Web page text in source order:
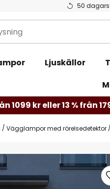
50 dagars
Ljuskällor
1099 kr eller 13 % från
Vägglampor med rörelsedetektor